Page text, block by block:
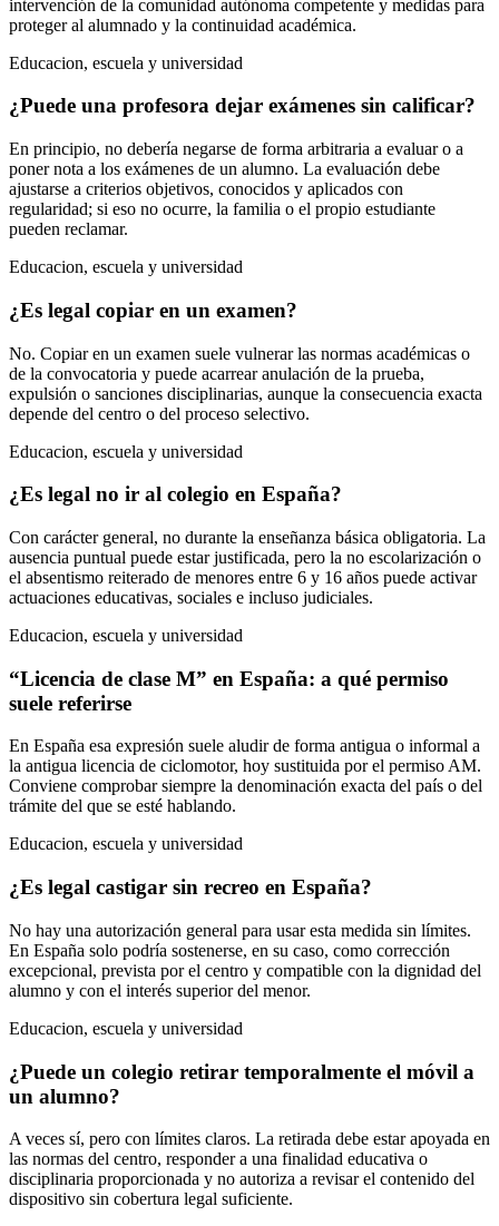
intervención de la comunidad autónoma competente y medidas para
proteger al alumnado y la continuidad académica.
Educacion, escuela y universidad
¿Puede una profesora dejar exámenes sin calificar?
En principio, no debería negarse de forma arbitraria a evaluar o a
poner nota a los exámenes de un alumno. La evaluación debe
ajustarse a criterios objetivos, conocidos y aplicados con
regularidad; si eso no ocurre, la familia o el propio estudiante
pueden reclamar.
Educacion, escuela y universidad
¿Es legal copiar en un examen?
No. Copiar en un examen suele vulnerar las normas académicas o
de la convocatoria y puede acarrear anulación de la prueba,
expulsión o sanciones disciplinarias, aunque la consecuencia exacta
depende del centro o del proceso selectivo.
Educacion, escuela y universidad
¿Es legal no ir al colegio en España?
Con carácter general, no durante la enseñanza básica obligatoria. La
ausencia puntual puede estar justificada, pero la no escolarización o
el absentismo reiterado de menores entre 6 y 16 años puede activar
actuaciones educativas, sociales e incluso judiciales.
Educacion, escuela y universidad
“Licencia de clase M” en España: a qué permiso
suele referirse
En España esa expresión suele aludir de forma antigua o informal a
la antigua licencia de ciclomotor, hoy sustituida por el permiso AM.
Conviene comprobar siempre la denominación exacta del país o del
trámite del que se esté hablando.
Educacion, escuela y universidad
¿Es legal castigar sin recreo en España?
No hay una autorización general para usar esta medida sin límites.
En España solo podría sostenerse, en su caso, como corrección
excepcional, prevista por el centro y compatible con la dignidad del
alumno y con el interés superior del menor.
Educacion, escuela y universidad
¿Puede un colegio retirar temporalmente el móvil a
un alumno?
A veces sí, pero con límites claros. La retirada debe estar apoyada en
las normas del centro, responder a una finalidad educativa o
disciplinaria proporcionada y no autoriza a revisar el contenido del
dispositivo sin cobertura legal suficiente.